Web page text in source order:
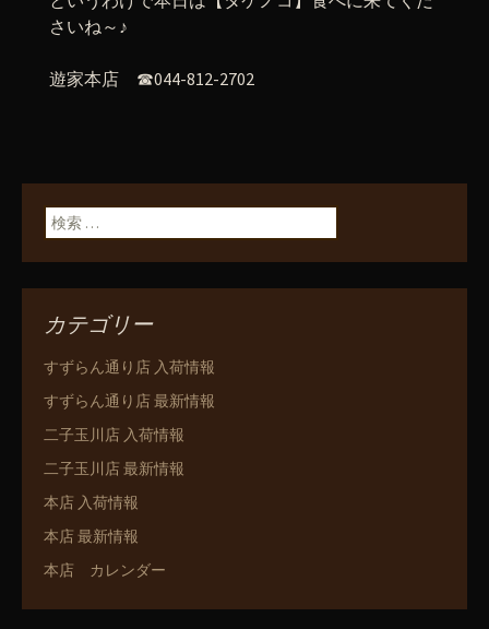
さいね～♪
遊家本店 ☎044-812-2702
検索:
カテゴリー
すずらん通り店 入荷情報
すずらん通り店 最新情報
二子玉川店 入荷情報
二子玉川店 最新情報
本店 入荷情報
本店 最新情報
本店 カレンダー